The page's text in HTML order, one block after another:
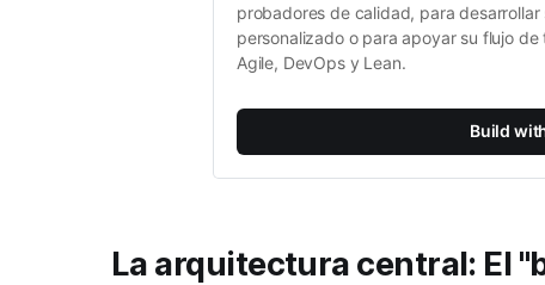
probadores de calidad, para
personalizado o para apoyar su flujo
Agile, DevOps y Lean.
Build
La arquitectura central: El